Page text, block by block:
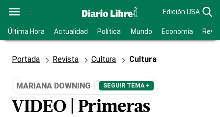
Edición USA
Última Hora Actualidad Política Mundo Economía
Portada Revista Cultura Cultura
MARIANA DOWNING SEGUIR TEMA +
VIDEO | Primeras